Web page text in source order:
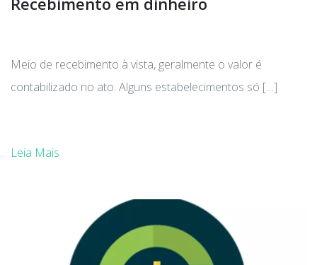
Meio de recebimento à vista, geralmente o valor é
contabilizado no ato. Alguns estabelecimentos só […]
Leia Mais